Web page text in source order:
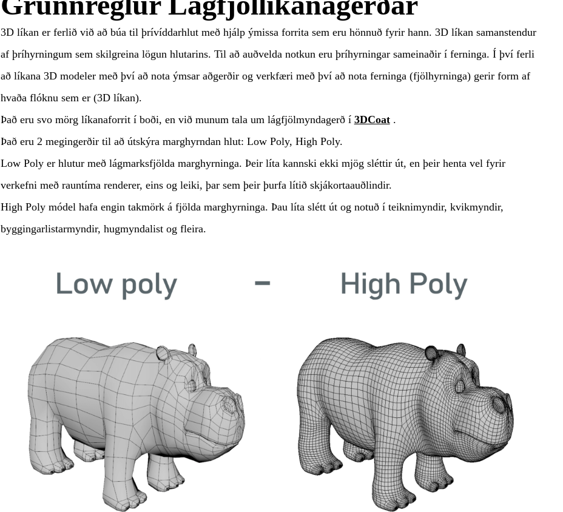
3D líkan er ferlið við að búa til þrívíddarhlut með hjálp ýmissa forrita sem eru hönnuð fyrir hann. 3D líkan samanstendur
af þríhyrningum sem skilgreina lögun hlutarins. Til að auðvelda notkun eru þríhyrningar sameinaðir í ferninga. Í því ferli
að líkana 3D modeler með því að nota ýmsar aðgerðir og verkfæri með því að nota ferninga (fjölhyrninga) gerir form af
hvaða flóknu sem er (3D líkan).
Það eru svo mörg líkanaforrit í boði, en við munum tala um lágfjölmyndagerð í 3DCoat.
Það eru 2 megingerðir til að útskýra marghyrndan hlut: Low Poly, High Poly.
Low Poly er hlutur með lágmarksfjölda marghyrninga. Þeir líta kannski ekki mjög sléttir út, en þeir henta vel fyrir
verkefni með rauntíma renderer, eins og leiki, þar sem þeir þurfa lítið skjákortaauðlindir.
High Poly módel hafa engin takmörk á fjölda marghyrninga. Þau líta slétt út og notuð í teiknimyndir, kvikmyndir,
byggingarlistarmyndir, hugmyndalist og fleira.